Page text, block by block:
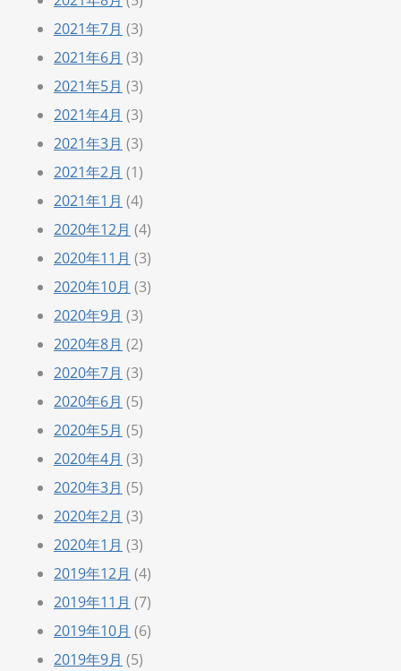
2021年7月 (3)
2021年6月 (3)
2021年5月 (3)
2021年4月 (3)
2021年3月 (3)
2021年2月 (1)
2021年1月 (4)
2020年12月 (4)
2020年11月 (3)
2020年10月 (3)
2020年9月 (3)
2020年8月 (2)
2020年7月 (3)
2020年6月 (5)
2020年5月 (5)
2020年4月 (3)
2020年3月 (5)
2020年2月 (3)
2020年1月 (3)
2019年12月 (4)
2019年11月 (7)
2019年10月 (6)
2019年9月 (5)